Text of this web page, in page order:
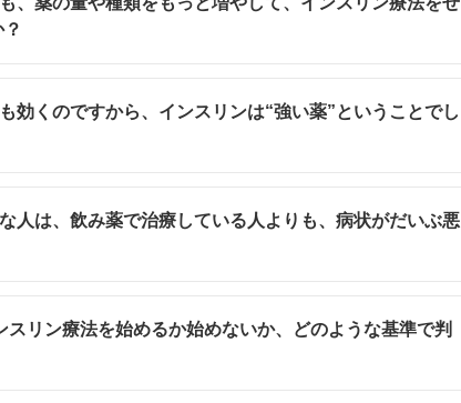
くのですから、インスリンは“強い薬”ということでし
は、飲み薬で治療している人よりも、病状がだいぶ悪
リン療法を始めるか始めないか、どのような基準で判